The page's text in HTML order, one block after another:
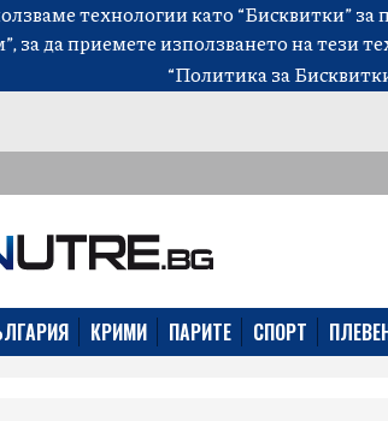
технологии като “Бисквитки”
за да приемете използването на тези
“Политика за
КРИМИ ПАРИТЕ СПОРТ